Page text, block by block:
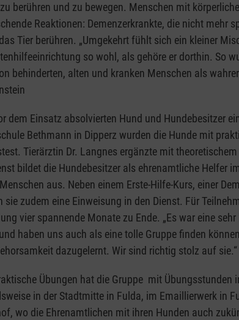
berühren und zu bewegen. Menschen mit
Reaktionen: Demenzerkrankte, die nicht mehr
Tier berühren. „Umgekehrt fühlt sich ein kleiner
so wohl, als gehöre er dorthin. So
behinderten, alten und kranken Menschen als
dem Einsatz absolvierten Hund und Hundebesitzer
Bethmann in Dipperz wurden die Hunde mit
Tierärztin Dr. Langnes ergänzte mit
bildet die Hundebesitzer als ehrenamtliche Helfer
aus. Neben einem Erste-Hilfe-Kurs, einer
sie zudem eine Einweisung in den Dienst. Für
vier spannende Monate zu Ende. „Es war eine
haben uns auch als eine tolle Gruppe finden
dazugelernt. Wir sind richtig stolz auf sie.“
Übungen hat die Gruppe mit
in der Stadtmitte in Fulda, im Emaillierwerk in
wo die Ehrenamtlichen mit ihren Hunden auch